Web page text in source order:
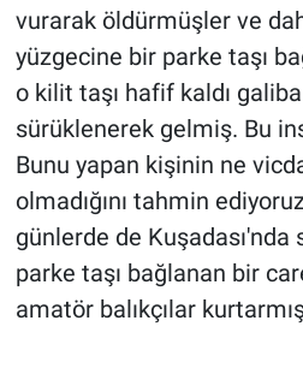
vurarak öldürmüşler ve
yüzgecine bir parke taşı
o kilit taşı hafif kaldı
sürüklenerek gelmiş. Bu
Bunu yapan kişinin ne
olmadığını tahmin
günlerde de Kuşadası'nda
parke taşı bağlanan bir
amatör balıkçılar
Yerel Yaşam
Canlı Yayın